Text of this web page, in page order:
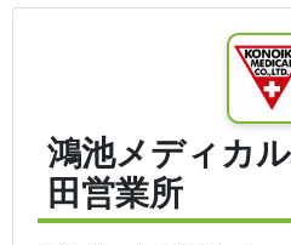
鴻池メディカ
田営業所